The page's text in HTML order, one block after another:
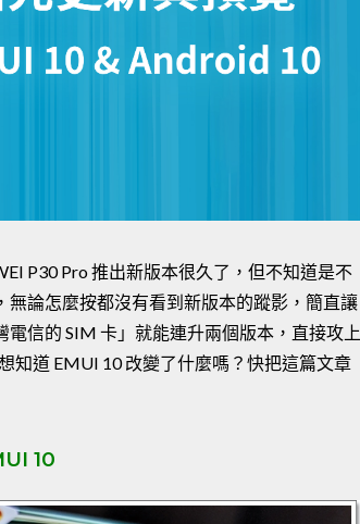
P30 Pro 推出新版本很久了，但不知道是不
論怎麼按都沒有看到新版本的蹤影，簡直讓
信的 SIM 卡」就能連升兩個版本，直接攻上
知道 EMUI 10 改變了什麼嗎？快把這篇文章
10